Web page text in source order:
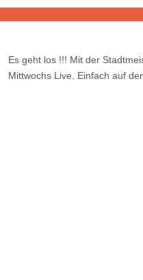
Es geht los !!! Mit der
Mittwochs Live. Einfach auf